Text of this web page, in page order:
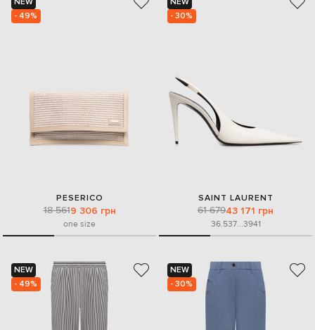
- 49%
PESERICO
18 5619 306 грн
one size
- 30%
SAINT LAURENT
61 67943 171 грн
36.537...3941
NEW
- 49%
NEW
- 30%